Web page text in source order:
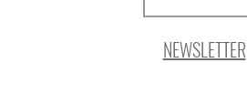
NEWSLETTER